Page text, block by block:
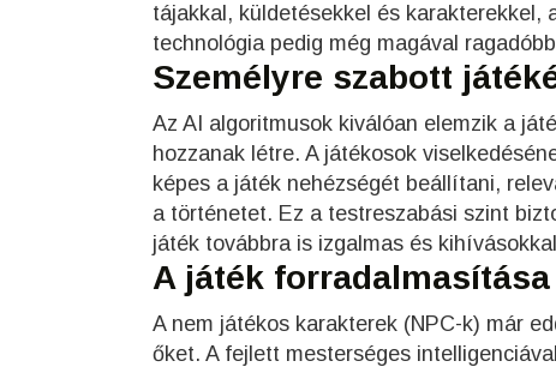
tájakkal, küldetésekkel és karakterekkel,
technológia pedig még magával
Személyre szabott
Az AI algoritmusok kiválóan elemzik a
hozzanak létre. A játékosok
képes a játék nehézségét beállítani,
a történetet. Ez a testreszabási szint
játék továbbra is izgalmas és
A játék forradalmasítása
A nem játékos karakterek (NPC-k) már
őket. A fejlett mesterséges